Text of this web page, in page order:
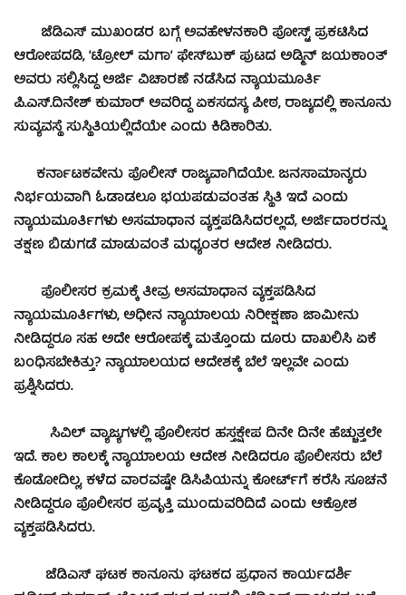
ಜೆಡಿಎಸ್‌ ಮುಖಂಡರ ಬಗ್ಗೆ ಅವಹೇಳನಕಾರಿ ಪೋಸ್ಟ್‌ ಪ್ರಕಟಿಸಿದ
ಆರೋಪದಡಿ, ‘ಟ್ರೋಲ್‌ ಮಗಾ‘ ಫೇಸ್‌ಬುಕ್‌ ಪುಟದ ಅಡ್ಮಿನ್‌ ಜಯಕಾಂತ್‌
ಅವರು ಸಲ್ಲಿಸಿದ್ದ ಅರ್ಜಿ ವಿಚಾರಣೆ ನಡೆಸಿದ ನ್ಯಾಯಮೂರ್ತಿ
ಪಿ.ಎಸ್.ದಿನೇಶ್ ಕುಮಾರ್ ಅವರಿದ್ದ ಏಕಸದಸ್ಯ ಪೀಠ, ರಾಜ್ಯದಲ್ಲಿ ಕಾನೂನು
ಸುವ್ಯವಸ್ಥೆ ಸುಸ್ಥಿತಿಯಲ್ಲಿದೆಯೇ ಎಂದು ಕಿಡಿಕಾರಿತು.
ಕರ್ನಾಟಕವೇನು ಪೊಲೀಸ್ ರಾಜ್ಯವಾಗಿದೆಯೇ. ಜನಸಾಮಾನ್ಯರು
ನಿರ್ಭಯವಾಗಿ ಓಡಾಡಲೂ ಭಯಪಡುವಂತಹ ಸ್ಥಿತಿ ಇದೆ ಎಂದು
ನ್ಯಾಯಮೂರ್ತಿಗಳು ಅಸಮಾಧಾನ ವ್ಯಕ್ತಪಡಿಸಿದರಲ್ಲದೆ, ಅರ್ಜಿದಾರರನ್ನು
ತಕ್ಷಣ ಬಿಡುಗಡೆ ಮಾಡುವಂತೆ ಮಧ್ಯಂತರ ಆದೇಶ ನೀಡಿದರು.
ಪೊಲೀಸರ ಕ್ರಮಕ್ಕೆ ತೀವ್ರ ಅಸಮಾಧಾನ ವ್ಯಕ್ತಪಡಿಸಿದ
ನ್ಯಾಯಮೂರ್ತಿಗಳು, ಅಧೀನ ನ್ಯಾಯಾಲಯ ನಿರೀಕ್ಷಣಾ ಜಾಮೀನು
ನೀಡಿದ್ದರೂ ಸಹ ಅದೇ ಆರೋಪಕ್ಕೆ ಮತ್ತೊಂದು ದೂರು ದಾಖಲಿಸಿ ಏಕೆ
ಬಂಧಿಸಬೇಕಿತ್ತು? ನ್ಯಾಯಾಲಯದ ಆದೇಶಕ್ಕೆ ಬೆಲೆ ಇಲ್ಲವೇ ಎಂದು
ಪ್ರಶ್ನಿಸಿದರು.
ಸಿವಿಲ್ ವ್ಯಾಜ್ಯಗಳಲ್ಲಿ ಪೊಲೀಸರ ಹಸ್ತಕ್ಷೇಪ ದಿನೇ ದಿನೇ ಹೆಚ್ಚುತ್ತಲೇ
ಇದೆ. ಕಾಲ ಕಾಲಕ್ಕೆ ನ್ಯಾಯಾಲಯ ಆದೇಶ ನೀಡಿದರೂ ಪೊಲೀಸರು ಬೆಲೆ
ಕೊಡೋದಿಲ್ಲ, ಕಳೆದ ವಾರವಷ್ಟೇ ಡಿಸಿಪಿಯನ್ನು ಕೋರ್ಟ್‌ಗೆ ಕರೆಸಿ ಸೂಚನೆ
ನೀಡಿದ್ದರೂ ಪೊಲೀಸರ ಪ್ರವೃತ್ತಿ ಮುಂದುವರಿದಿದೆ ಎಂದು ಆಕ್ರೋಶ
ವ್ಯಕ್ತಪಡಿಸಿದರು.
ಜೆಡಿಎಸ್ ಘಟಕ ಕಾನೂನು ಘಟಕದ ಪ್ರಧಾನ ಕಾರ್ಯದರ್ಶಿ